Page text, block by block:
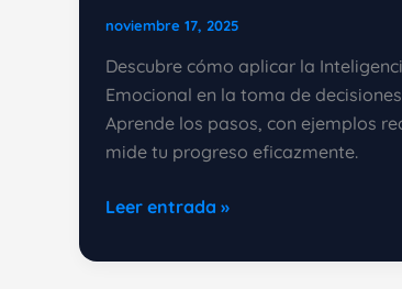
noviembre 17, 2025
Descubre cómo aplicar la
Emocional en la toma de
Aprende los pasos, con ejemplos
mide tu progreso eficazmente.
Marco
decisiones
Leer entrada »